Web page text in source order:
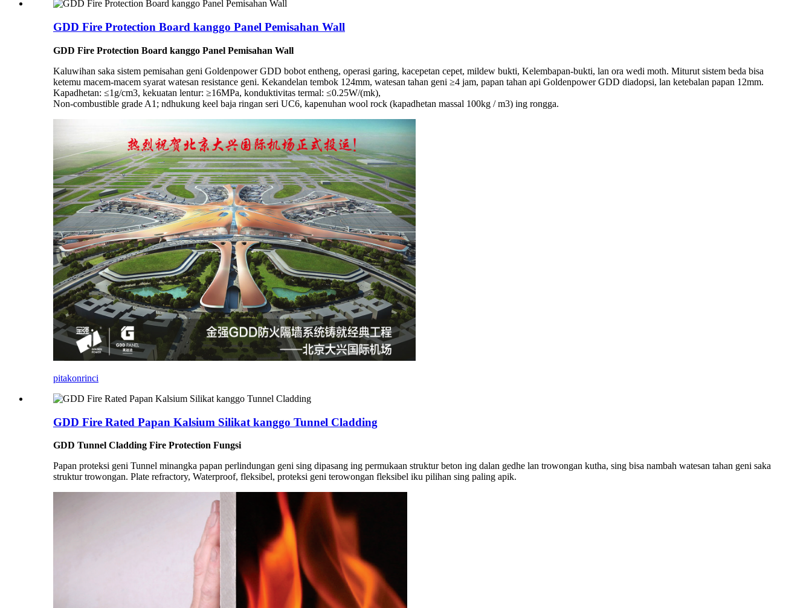
GDD Fire Protection Board kanggo Panel Pemisahan Wall
GDD Fire Protection Board kanggo Panel Pemisahan Wall
Kaluwihan saka sistem pemisahan geni Goldenpower GDD bobot entheng, operasi garing, kacepetan cepet, mildew bukti, Kelembapan-bukti, lan ora wedi moth. Miturut sistem beda bisa
ketemu macem-macem syarat watesan resistance geni. Kekandelan tembok 124mm, watesan tahan geni ≥4 jam, papan tahan api Goldenpower GDD diadopsi, lan ketebalan papan 12mm.
Kapadhetan: ≤1g/cm3, kekuatan lentur: ≥16MPa, konduktivitas termal: ≤0.25W/(mk),
Non-combustible grade A1; ndhukung keel baja ringan seri UC6, kapenuhan wool rock (kapadhetan massal 100kg / m3) ing rongga.
pitakonrinci
GDD Fire Rated Papan Kalsium Silikat kanggo Tunnel Cladding
GDD Tunnel Cladding Fire Protection Fungsi
Papan proteksi geni Tunnel minangka papan perlindungan geni sing dipasang ing permukaan struktur beton ing dalan gedhe lan trowongan kutha, sing bisa nambah watesan tahan geni saka
struktur trowongan. Plate refractory, Waterproof, fleksibel, proteksi geni terowongan fleksibel iku pilihan sing paling apik.